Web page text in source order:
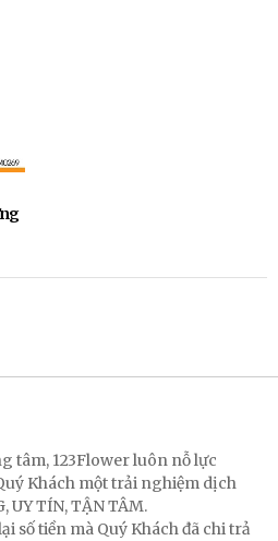
tâm, 123Flower luôn nỗ lực
Khách một trải nghiệm dịch
UY TÍN, TẬN TÂM.
số tiền mà Quý Khách đã chi trả